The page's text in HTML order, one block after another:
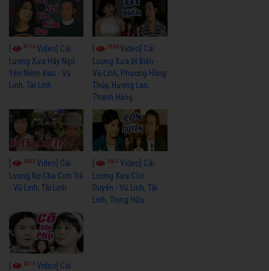
4114Video] Cải
Lương Xưa Hãy Ngủ
Yên Niềm Đau - Vũ
Linh, Tài Linh
3966Video] Cải
Lương Xưa Đi Biển -
Vũ Linh, Phương Hồng
Thủy, Hương Lan,
Thanh Hằng
4433 Video] Cải
Lương Nợ Cha Con Trả
- Vũ Linh, Tài Linh
3601Video] Cải
Lương Xưa Còn
Duyên - Vũ Linh, Tài
Linh, Trọng Hữu
[ 4016Video] Cải